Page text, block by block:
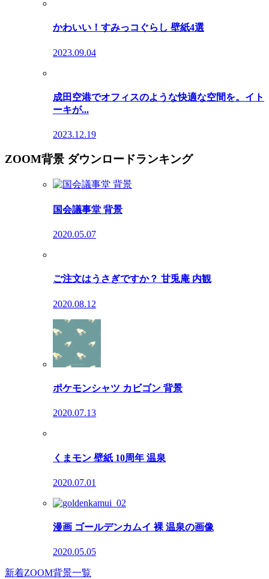
かわいい！すみっコぐらし 壁紙4選
2023.09.04
成田空港でオフィスのような快適な空間を。イト
ーキが...
2023.12.19
ZOOM背景 ダウンロードランキング
国会議事堂 背景
2020.05.07
ご注文はうさぎですか？ 甘兎庵 内観
2020.08.12
ポケモンシャツ カビゴン 背景
2020.07.13
くまモン 壁紙 10周年 温泉
2020.07.01
漫画 ゴールデンカムイ 裸 温泉の画像
2020.05.05
新着ZOOM背景一覧